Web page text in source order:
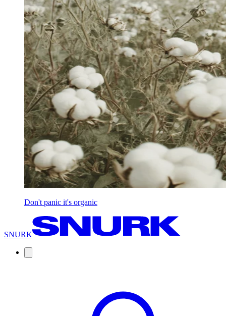
Don't panic it's organic
SNURK